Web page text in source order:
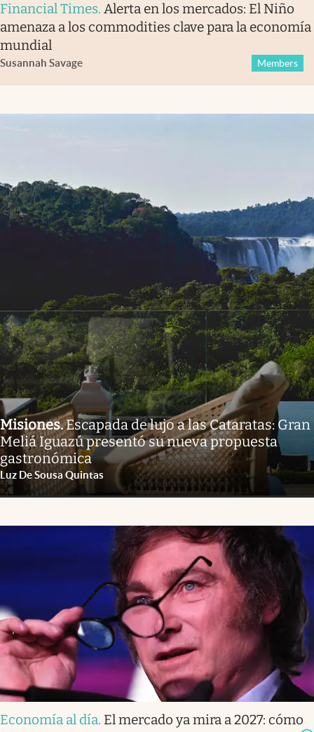
Financial Times. Alerta en los mercados: El Niño
amenaza a los commodities clave para la economía
mundial
Susannah Savage Members
Misiones.Escapada de lujo a las Cataratas: Gran
Meliá Iguazú presentó su nueva propuesta
gastronómica
Luz De Sousa Quintas
Economía al día. El mercado ya mira a 2027: cómo